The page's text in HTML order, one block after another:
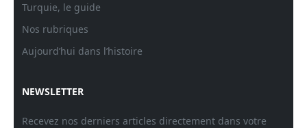
Turquie, le guide
Nos rubriques
Aujourd’hui dans l’histoire
NEWSLETTER
Recevez nos derniers articles directement dans votre